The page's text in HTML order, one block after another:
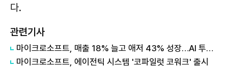
다.
관련기사
마이크로소프트, 매출 18% 늘고 애저 43% 성장…AI 투자 성과 확인
마이크로소프트, 에이전틱 시스템 '코파일럿 코워크' 출시